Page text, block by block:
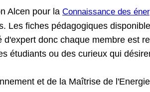
Alcen pour la Connaissance des
Les fiches pédagogiques
donc chaque membre est
étudiants ou des curieux qui
et de la Maîtrise de